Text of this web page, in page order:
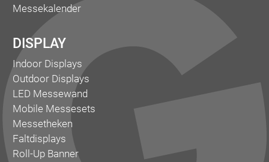
Messekalender
DISPLAY
Indoor Displays
Outdoor Displays
LED Messewand
Mobile Messesets
Messetheken
Faltdisplays
Roll-Up Banner